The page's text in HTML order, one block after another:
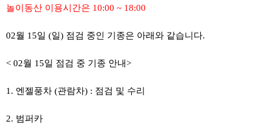
놀이동산 이용시간은 10:00 ~ 18:00
02월 15일 (일) 점검 중인 기종은 아래와 같습니다.
< 02월 15일 점검 중 기종 안내>
1. 엔젤풍차 (관람차) : 점검 및 수리
2. 범퍼카